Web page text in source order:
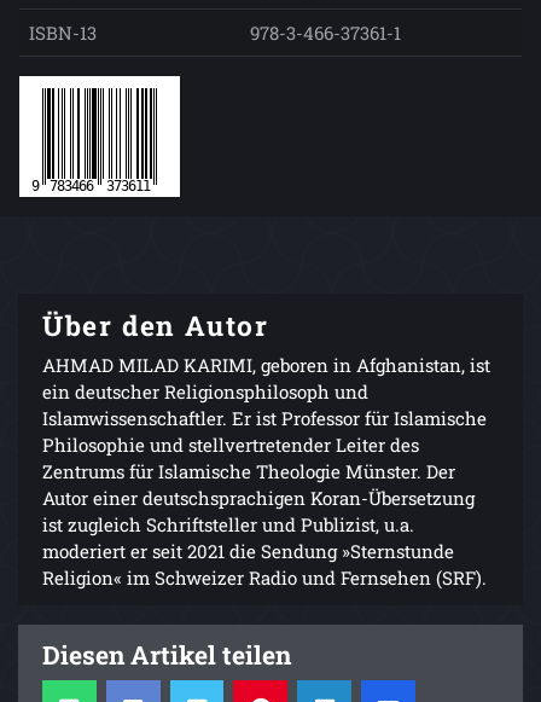
ISBN-13
978-3-466-37361-1
Über den Autor
AHMAD MILAD KARIMI, geboren in Afghanistan, ist
ein deutscher Religionsphilosoph und
Islamwissenschaftler. Er ist Professor für Islamische
Philosophie und stellvertretender Leiter des
Zentrums für Islamische Theologie Münster. Der
Autor einer deutschsprachigen Koran-Übersetzung
ist zugleich Schriftsteller und Publizist, u.a.
moderiert er seit 2021 die Sendung »Sternstunde
Religion« im Schweizer Radio und Fernsehen (SRF).
Diesen Artikel teilen